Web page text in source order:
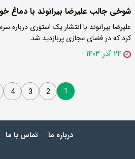
شوخی جالب علیرضا بیرانوند با
علیرضا بیرانوند با انتشار یک استوری
کرد که در فضای مجازی پربازدید شد.
۲۴ آذر ۱۴۰۳
1
2
3
4
درباره ما تماس با ما